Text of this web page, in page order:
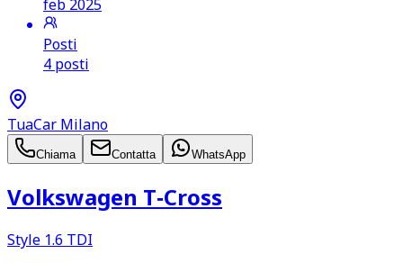
feb 2025
Posti
4 posti
TuaCar Milano
Chiama Contatta WhatsApp
Volkswagen T‑Cross
Style 1.6 TDI